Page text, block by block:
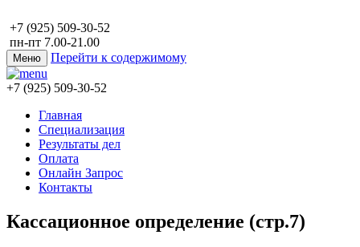
+7 (925) 509-30-52
пн-пт 7.00-21.00
Меню Перейти к содержимому
+7 (925) 509-30-52
Главная
Специализация
Результаты дел
Оплата
Онлайн Запрос
Контакты
Кассационное определение (стр.7)